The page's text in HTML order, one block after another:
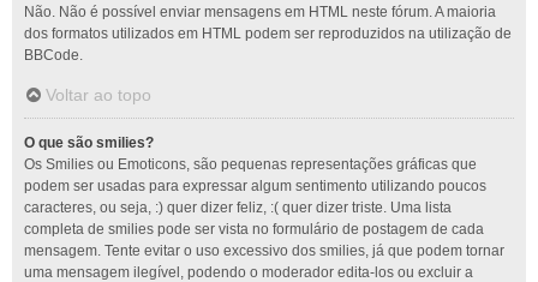
Não. Não é possível enviar mensagens em HTML neste fórum. A maioria
dos formatos utilizados em HTML podem ser reproduzidos na utilização de
BBCode.
Voltar ao topo
O que são smilies?
Os Smilies ou Emoticons, são pequenas representações gráficas que
podem ser usadas para expressar algum sentimento utilizando poucos
caracteres, ou seja, :) quer dizer feliz, :( quer dizer triste. Uma lista
completa de smilies pode ser vista no formulário de postagem de cada
mensagem. Tente evitar o uso excessivo dos smilies, já que podem tornar
uma mensagem ilegível, podendo o moderador edita-los ou excluir a